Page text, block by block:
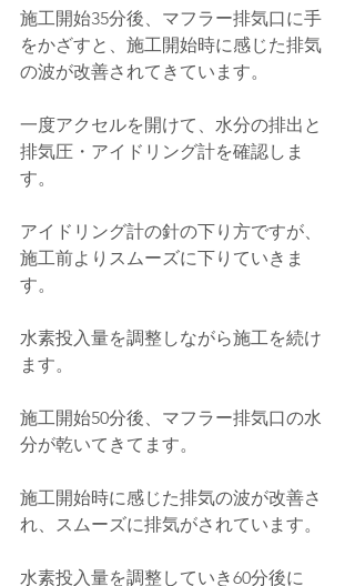
施工開始35分後、マフラー排気口に手
をかざすと、施工開始時に感じた排気
の波が改善されてきています。
一度アクセルを開けて、水分の排出と
排気圧・アイドリング計を確認しま
す。
アイドリング計の針の下り方ですが、
施工前よりスムーズに下りていきま
す。
水素投入量を調整しながら施工を続け
ます。
施工開始50分後、マフラー排気口の水
分が乾いてきてます。
施工開始時に感じた排気の波が改善さ
れ、スムーズに排気がされています。
水素投入量を調整していき60分後に